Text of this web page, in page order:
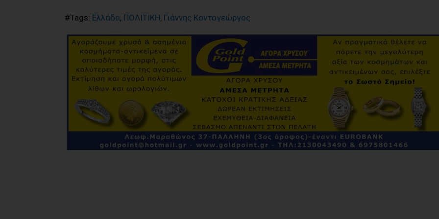
#Tags: Ελλάδα, ΠΟΛΙΤΙΚΗ, Γιάννης Κοντογεώργος